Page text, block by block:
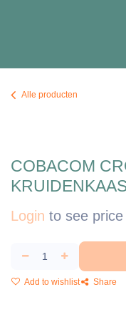
Alle producten
COBACOM
Loginto see
Add to wishlist Share